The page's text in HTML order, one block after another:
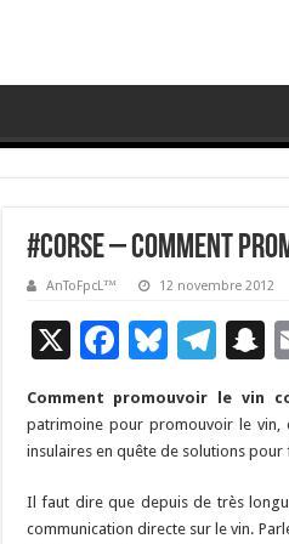
#Corse – Comment
AnToFpcL™ 12 novembre 2012
X F
e
b
o
o
Bl
es
ky
T
el
e
gr
a
m
S
a
p
c
h
Comment promouvoir le vin
patrimoine pour promouvoir le vin,
insulaires en quête de solutions
Il faut dire que depuis de très
communication directe sur le vin.